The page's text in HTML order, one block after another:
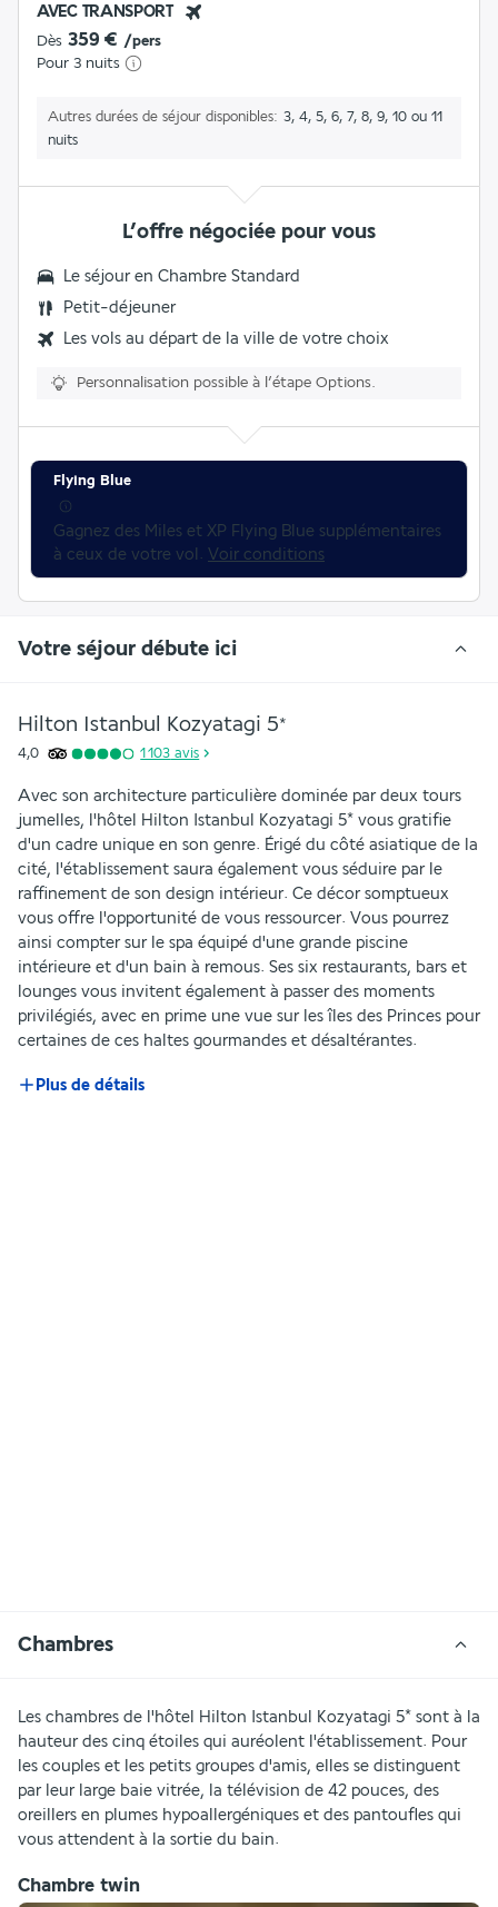
AVEC TRANSPORT
Dès 359 € /pers
Pour 3 nuits
Autres durées de séjour disponibles
3, 4, 5, 6, 7, 8, 9, 10 ou 11
nuits
L’offre négociée pour vous
Le séjour en Chambre Standard
Petit-déjeuner
Les vols au départ de la ville de votre choix
Personnalisation possible à l’étape Options.
Flying Blue
Gagnez des Miles et XP Flying Blue supplémentaires
à ceux de votre vol. Voir conditions
Votre séjour débute ici
Hilton Istanbul Kozyatagi 5*
4,0 1 103 avis
Avec son architecture particulière dominée par deux tours
jumelles, l'hôtel Hilton Istanbul Kozyatagi 5* vous gratifie
d'un cadre unique en son genre. Érigé du côté asiatique de la
cité, l'établissement saura également vous séduire par le
raffinement de son design intérieur. Ce décor somptueux
vous offre l'opportunité de vous ressourcer. Vous pourrez
ainsi compter sur le spa équipé d'une grande piscine
intérieure et d'un bain à remous. Ses six restaurants, bars et
lounges vous invitent également à passer des moments
privilégiés, avec en prime une vue sur les îles des Princes pour
certaines de ces haltes gourmandes et désaltérantes.
Plus de détails
Chambres
Les chambres de l'hôtel Hilton Istanbul Kozyatagi 5* sont à la
hauteur des cinq étoiles qui auréolent l'établissement. Pour
les couples et les petits groupes d'amis, elles se distinguent
par leur large baie vitrée, la télévision de 42 pouces, des
oreillers en plumes hypoallergéniques et des pantoufles qui
vous attendent à la sortie du bain.
Chambre twin